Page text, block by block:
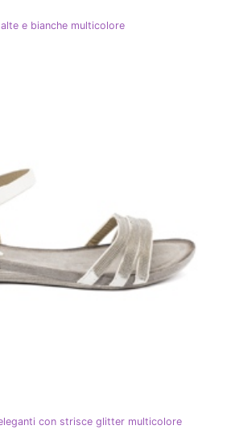
e bianche multicolore
con strisce glitter multicolore